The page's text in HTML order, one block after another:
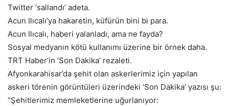
Twitter ‘sallandı’ adeta.
Acun Ilıcalı’ya hakaretin, küfürün bini bi para.
Acun Ilıcalı, haberi yalanladı, ama ne fayda?
Sosyal medyanın kötü kullanımı üzerine bir örnek daha.
TRT Haber’in ‘Son Dakika’ rezaleti.
Afyonkarahisar’da şehit olan askerlerimiz için yapılan
askeri törenin görüntüleri üzerindeki ‘Son Dakika’ yazısı şu:
“Şehitlerimiz memleketlerine uğurlanıyor: